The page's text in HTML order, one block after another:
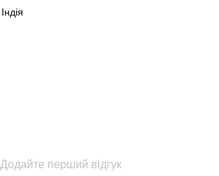
Індія
Додайте перший відгук